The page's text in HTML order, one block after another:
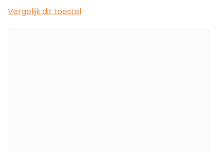
Vergelijk dit toestel